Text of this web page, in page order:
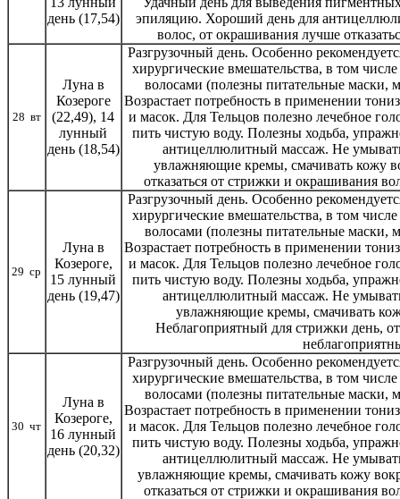
день (17,54)
эпиляцию. Хороший день для
волос, от окрашивания лучше
28 вт
Луна в
Козероге
(22,49), 14
лунный
день (18,54)
Разгрузочный день. Особенно
хирургические вмешательства, в том
волосами (полезны питательные
Возрастает потребность в применении
и масок. Для Тельцов полезно лечебное
пить чистую воду. Полезны ходьба,
антицеллюлитный массаж. Не
увлажняющие кремы, смачивать кожу
отказаться от стрижки и окрашивания
29 ср
Луна в
Козероге,
15 лунный
день (19,47)
Разгрузочный день. Особенно
хирургические вмешательства, в том
волосами (полезны питательные
Возрастает потребность в применении
и масок. Для Тельцов полезно лечебное
пить чистую воду. Полезны ходьба,
антицеллюлитный массаж. Не
увлажняющие кремы, смачивать
Неблагоприятный для стрижки день,
30 чт
Луна в
Козероге,
16 лунный
день (20,32)
Разгрузочный день. Особенно
хирургические вмешательства, в том
волосами (полезны питательные
Возрастает потребность в применении
и масок. Для Тельцов полезно лечебное
пить чистую воду. Полезны ходьба,
антицеллюлитный массаж. Не
увлажняющие кремы, смачивать кожу
отказаться от стрижки и окрашивания